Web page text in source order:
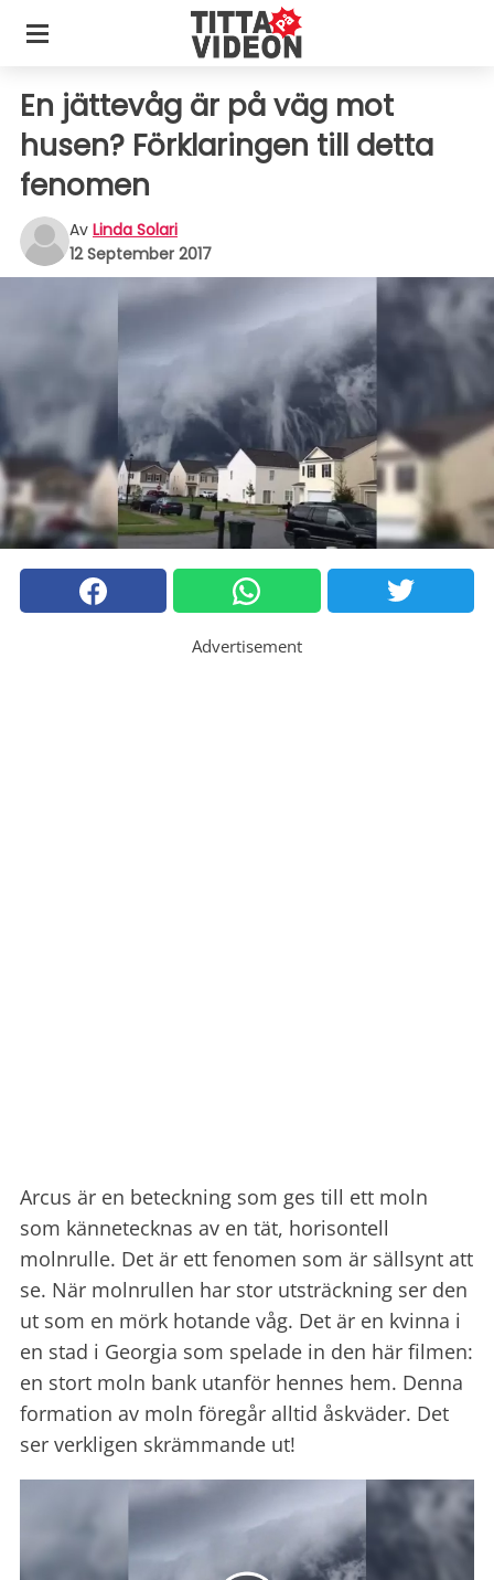
En jättevåg är på väg mot
husen? Förklaringen till detta
fenomen
Av Linda Solari
12 September 2017
Advertisement
Arcus är en beteckning som ges till ett moln
som kännetecknas av en tät, horisontell
molnrulle. Det är ett fenomen som är sällsynt att
se. När molnrullen har stor utsträckning ser den
ut som en mörk hotande våg. Det är en kvinna i
en stad i Georgia som spelade in den här filmen:
en stort moln bank utanför hennes hem. Denna
formation av moln föregår alltid åskväder. Det
ser verkligen skrämmande ut!